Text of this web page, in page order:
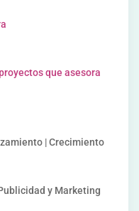
que asesora
| Crecimiento
y Marketing